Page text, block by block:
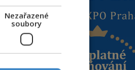
Nezařazené
soubory